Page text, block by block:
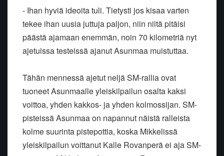
- Ihan hyviä ideoita tuli. Tietysti jos kisaa varten
tekee ihan uusia juttuja paljon, niin niitä pitäisi
päästä ajamaan enemmän, noin 70 kilometriä nyt
ajetuissa testeissä ajanut Asunmaa muistuttaa.
Tähän mennessä ajetut neljä SM-rallia ovat
tuoneet Asunmaalle yleiskilpailun osalta kaksi
voittoa, yhden kakkos- ja yhden kolmossijan. SM-
pisteissä Asunmaa on napannut näistä ralleista
kolme suurinta pistepottia, koska Mikkelissä
yleiskilpailun voittanut Kalle Rovanperä ei aja SM-